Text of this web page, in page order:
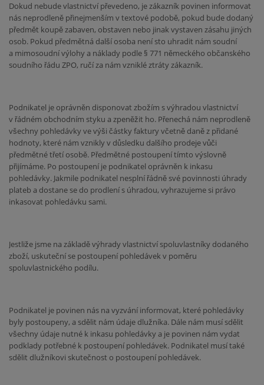
Dokud nebude vlastnictví převedeno, je zákazník povinen informovat
nás neprodleně přinejmenším v textové podobě, pokud bude dodaný
předmět koupě zabaven, obstaven nebo jinak vystaven zásahu jiných
osob. Pokud předmětná další osoba není sto uhradit nám soudní
a mimosoudní výlohy a náklady podle § 771 německého občanského
soudního řádu ZPO, ručí za nám vzniklé ztráty zákazník.
Podnikatel je oprávněn disponovat zbožím s výhradou vlastnictví
v řádném obchodním styku a zpeněžit ho. Přenechá nám neprodleně
všechny pohledávky ve výši částky faktury včetně daně z přidané
hodnoty, které nám vznikly v důsledku dalšího prodeje vůči
předmětné třetí osobě. Předmětné postoupení tímto výslovně
přijímáme. Po postoupení je podnikatel oprávněn k inkasu
pohledávky. Jakmile podnikatel nesplní řádně své povinnosti úhrady
plateb a dostane se do prodlení s úhradou, vyhrazujeme si právo
inkasovat pohledávku sami.
Jestliže jsme na základě výhrady vlastnictví spoluvlastníky dodaného
zboží, uskuteční se postoupení pohledávek v poměru
spoluvlastnického podílu.
Podnikatel je povinen nás na vyzvání informovat, které pohledávky
byly postoupeny, a sdělit nám údaje dlužníka. Dále nám musí sdělit
všechny údaje nutné k inkasu pohledávky a je povinen nám vydat
podklady potřebné k postoupení pohledávek. Podnikatel musí také
sdělit dlužníkovi skutečnost o postoupení pohledávek.